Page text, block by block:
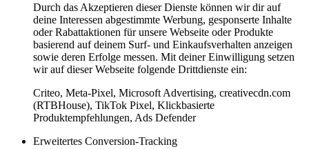
Durch das Akzeptieren dieser Dienste können wir dir auf
deine Interessen abgestimmte Werbung, gesponserte Inhalte
oder Rabattaktionen für unsere Webseite oder Produkte
basierend auf deinem Surf- und Einkaufsverhalten anzeigen
sowie deren Erfolge messen. Mit deiner Einwilligung setzen
wir auf dieser Webseite folgende Drittdienste ein:
Criteo, Meta-Pixel, Microsoft Advertising, creativecdn.com
(RTBHouse), TikTok Pixel, Klickbasierte
Produktempfehlungen, Ads Defender
Erweitertes Conversion-Tracking